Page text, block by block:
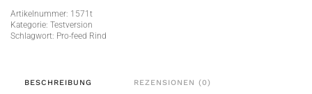
Rind
5.1
(Testversion)
Artikelnummer: 1571t
Kategorie: Testversion
Schlagwort: Pro-feed Rind
BESCHREIBUNG REZENSIONEN (0)